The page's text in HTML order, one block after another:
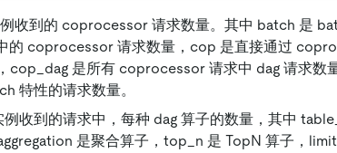
收到的 coprocessor 请求数量。其中 batch 是
的 coprocessor 请求数量，cop 是直接通过
是所有 coprocessor 请求中 dag 请求数
特性的请求数量。
收到的请求中，每种 dag 算子的数量，其中
是聚合算子，top_n 是 TopN 算子，